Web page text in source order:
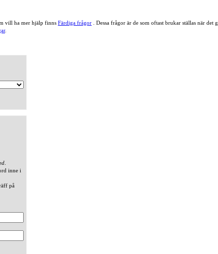
vill ha mer hjälp finns Färdiga frågor . Dessa frågor är de som oftast brukar ställas när
.
inne i
på